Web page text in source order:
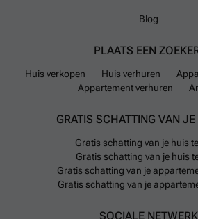
Blog
PLAATS EEN
Huis verkopen Huis verhuren
Appartement verhuren
GRATIS SCHATTING VAN
Gratis schatting van je huis
Gratis schatting van je huis
Gratis schatting van je
Gratis schatting van je
SOCIALE